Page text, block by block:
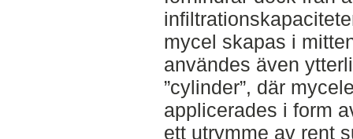
mycel skapas i
användes även
”cylinder”, där
applicerades i form
ett utrymme av rent